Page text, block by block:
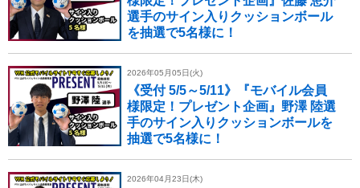
選手のサイン入りクッションボール
を抽選で5名様に！
2026年05月05日(火)
《受付 5/5～5/11》『モバイル会員
様限定！プレゼント企画』野澤 陸選
手のサイン入りクッションボールを
抽選で5名様に！
2026年04月23日(木)